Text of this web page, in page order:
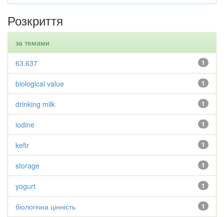
Розкриття
за темами
1
63.637
1
biological value
1
drinking milk
1
iodine
1
kefir
1
storage
1
yogurt
1
біологічна цінність